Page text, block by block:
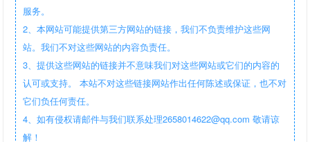
服务。
2、本网站可能提供第三方网站的链接，我们不负责维护这些网
站。我们不对这些网站的内容负责任。
3、提供这些网站的链接并不意味我们对这些网站或它们的内容的
认可或支持。 本站不对这些链接网站作出任何陈述或保证，也不对
它们负任何责任。
4、如有侵权请邮件与我们联系处理2658014622@qq.com 敬请谅
解！